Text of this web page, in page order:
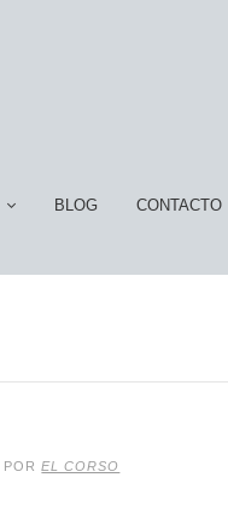
BLOG CONTACTO
POREL CORSO